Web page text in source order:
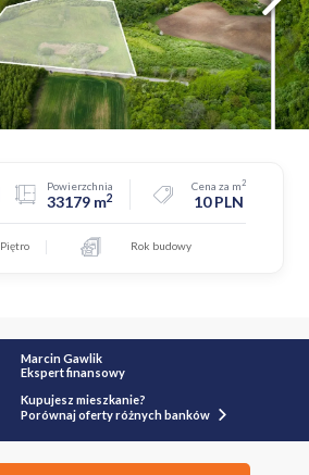
Powierzchnia
33179 m2
Cena za m2
10 PLN
Piętro Rok budowy
Marcin Gawlik
Ekspert finansowy
Kupujesz mieszkanie?
Porównaj oferty różnych banków